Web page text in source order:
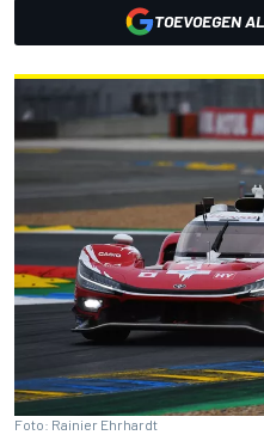
TOEVOEGEN
Foto: Rainier Ehrhardt